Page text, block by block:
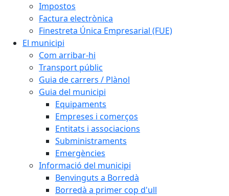
Impostos
Factura electrònica
Finestreta Única Empresarial (FUE)
El municipi
Com arribar-hi
Transport públic
Guia de carrers / Plànol
Guia del municipi
Equipaments
Empreses i comerços
Entitats i associacions
Subministraments
Emergències
Informació del municipi
Benvinguts a Borredà
Borredà a primer cop d'ull